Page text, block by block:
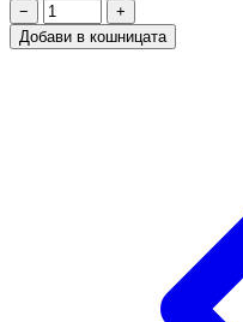
−
+
Добави в кошницата